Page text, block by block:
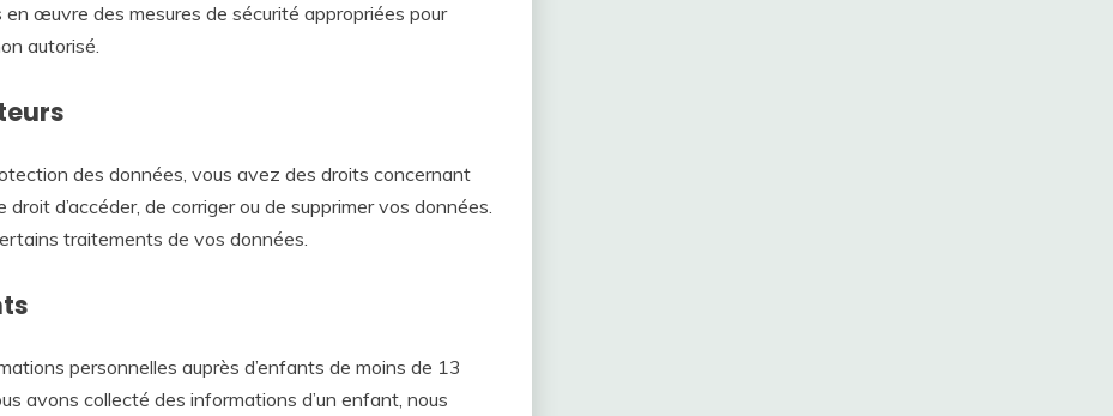
œuvre des mesures de sécurité appropriées pour
autorisé.
des données, vous avez des droits concernant
d’accéder, de corriger ou de supprimer vos données.
traitements de vos données.
personnelles auprès d’enfants de moins de 13
avons collecté des informations d’un enfant, nous